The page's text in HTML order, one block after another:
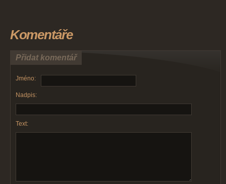
Komentáře
Přidat komentář
Jméno:
Nadpis:
Text: